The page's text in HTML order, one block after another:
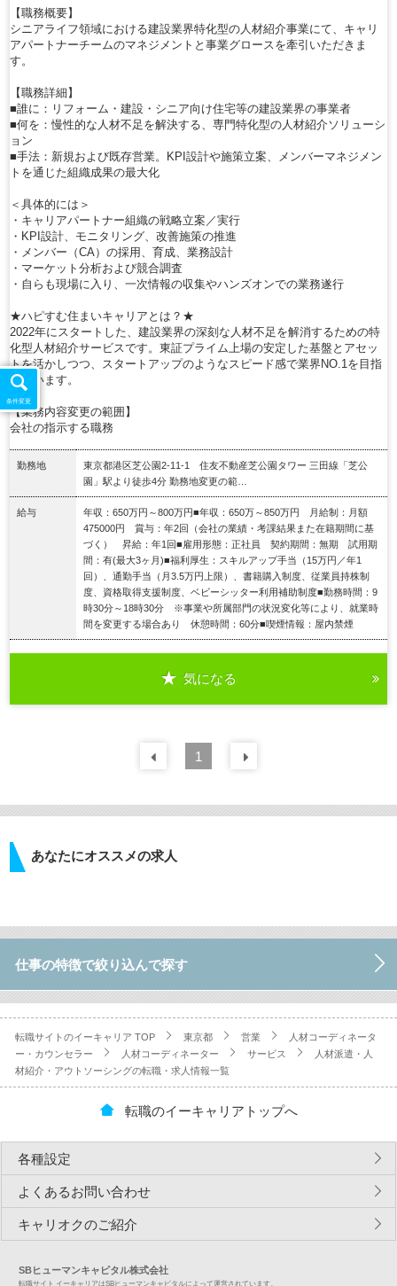
【職務概要】
シニアライフ領域における建設業界特化型の人材紹介事業にて、キャリ
アパートナーチームのマネジメントと事業グロースを牽引いただきま
す。
【職務詳細】
■誰に：リフォーム・建設・シニア向け住宅等の建設業界の事業者
■何を：慢性的な人材不足を解決する、専門特化型の人材紹介ソリューシ
ョン
■手法：新規および既存営業。KPI設計や施策立案、メンバーマネジメン
トを通じた組織成果の最大化
＜具体的には＞
・キャリアパートナー組織の戦略立案／実行
・KPI設計、モニタリング、改善施策の推進
・メンバー（CA）の採用、育成、業務設計
・マーケット分析および競合調査
・自らも現場に入り、一次情報の収集やハンズオンでの業務遂行
★ハピすむ住まいキャリアとは？★
2022年にスタートした、建設業界の深刻な人材不足を解消するための特
化型人材紹介サービスです。東証プライム上場の安定した基盤とアセッ
トを活かしつつ、スタートアップのようなスピード感で業界NO.1を目指
しています。
【業務内容変更の範囲】
会社の指示する職務
勤務地
東京都港区芝公園2-11-1 住友不動産芝公園タワー 三田線「芝公
園」駅より徒歩4分 勤務地変更の範…
給与
年収：650万円～800万円■年収：650万～850万円 月給制：月額
475000円 賞与：年2回（会社の業績・考課結果また在籍期間に基
づく） 昇給：年1回■雇用形態：正社員 契約期間：無期 試用期
間：有(最大3ヶ月)■福利厚生：スキルアップ手当（15万円／年1
回）、通勤手当（月3.5万円上限）、書籍購入制度、従業員持株制
度、資格取得支援制度、ベビーシッター利用補助制度■勤務時間：9
時30分～18時30分 ※事業や所属部門の状況変化等により、就業時
間を変更する場合あり 休憩時間：60分■喫煙情報：屋内禁煙
気になる
前の 件
1
あなたにオススメの求人
仕事の特徴で絞り込んで探す
転職サイトのイーキャリア TOP 東京都 営業
人材コーディネータ
ー・カウンセラー
人材コーディネーター サービス
人材派遣・人
材紹介・アウトソーシングの転職・求人情報一覧
条件変更
転職のイーキャリアトップへ
各種設定
よくあるお問い合わせ
キャリオクのご紹介
SBヒューマンキャピタル株式会社
転職サイト イーキャリアはSBヒューマンキャピタルによって運営されています。